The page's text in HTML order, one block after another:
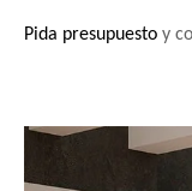
Pida presupuesto y